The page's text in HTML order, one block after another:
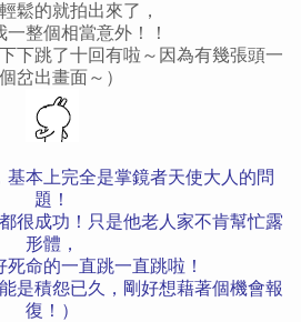
鬆的就拍出來了，
一整個相當意外！！
下跳了十回有啦～因為有幾張頭一
岔出畫面～）
基本上完全是掌鏡者天使大人的問
題！
很成功！只是他老人家不肯幫忙露
形體，
死命的一直跳一直跳啦！
是積怨已久，剛好想藉著個機會報
復！）